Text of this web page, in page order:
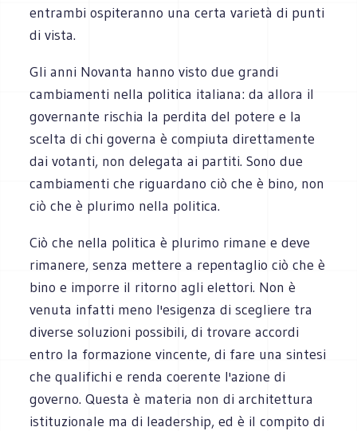
entrambi ospiteranno una certa varietà di punti
di vista.
Gli anni Novanta hanno visto due grandi
cambiamenti nella politica italiana: da allora il
governante rischia la perdita del potere e la
scelta di chi governa è compiuta direttamente
dai votanti, non delegata ai partiti. Sono due
cambiamenti che riguardano ciò che è bino, non
ciò che è plurimo nella politica.
Ciò che nella politica è plurimo rimane e deve
rimanere, senza mettere a repentaglio ciò che è
bino e imporre il ritorno agli elettori. Non è
venuta infatti meno l'esigenza di scegliere tra
diverse soluzioni possibili, di trovare accordi
entro la formazione vincente, di fare una sintesi
che qualifichi e renda coerente l'azione di
governo. Questa è materia non di architettura
istituzionale ma di leadership, ed è il compito di